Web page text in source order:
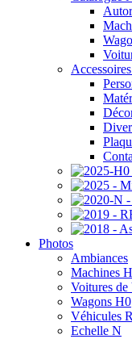
Photos
Ambiances
Machines
Voitures
Wagons H0
Véhicules
Echelle N